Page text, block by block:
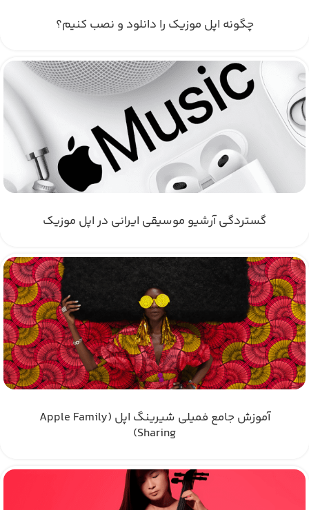
چگونه اپل موزیک را دانلود و نصب کنیم؟
گستردگی آرشیو موسیقی ایرانی در اپل موزیک
آموزش جامع فمیلی شیرینگ اپل (Apple Family
Sharing)